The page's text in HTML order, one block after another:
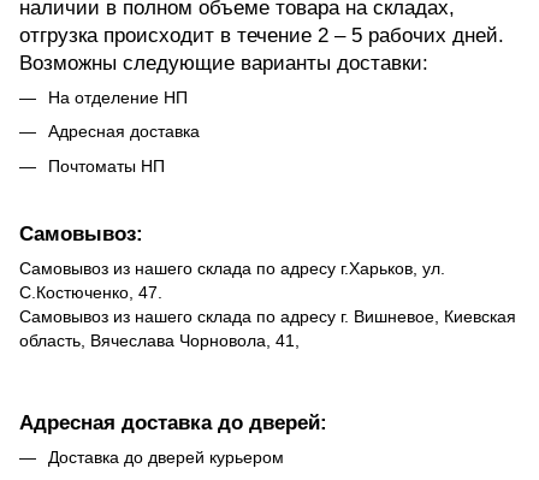
наличии в полном объеме товара на складах,
отгрузка происходит в течение 2 – 5 рабочих дней.
Возможны следующие варианты доставки:
На отделение НП
Адресная доставка
Почтоматы НП
Самовывоз:
Самовывоз из нашего склада по адресу г.Харьков, ул.
С.Костюченко, 47.
Самовывоз из нашего склада по адресу г. Вишневое, Киевская
область, Вячеслава Чорновола, 41,
Адресная доставка до дверей:
Доставка до дверей курьером